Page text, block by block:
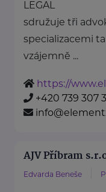
LEGAL
sdružuje tři
specializacemi
vzájemně ...
https://
+420 739 307
AJV Příbram
Edvarda Beneše